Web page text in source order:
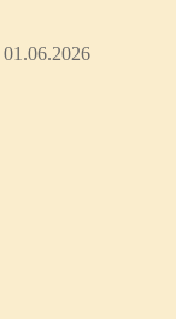
01.06.2026